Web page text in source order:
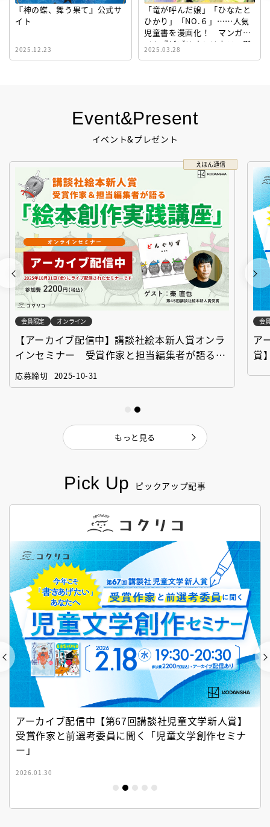
Pick Up ピックアップ記事
アーカイブ配信中【第67回講談社児童文学新人賞】
受賞作家と前選考委員に聞く「児童文学創作セミナ
ー」
2026.01.30
Event&Present
イベント&プレゼント
えほん通信
会員限定 オンライン
【アーカイブ配信中】講談社絵本新人賞オンラ
インセミナー 受賞作家と担当編集者が語る
「絵本創作実践講座」
応募締切 2025-10-31
会
ア
賞
もっと見る
『神の蝶、舞う果て』公式サ
イト
2025.12.23
「竜が呼んだ娘」「ひなたと
ひかり」「NO.６」……人気
児童書を漫画化！ マンガサ
イト『ビブリオシリウス』誕
生！
2025.03.28